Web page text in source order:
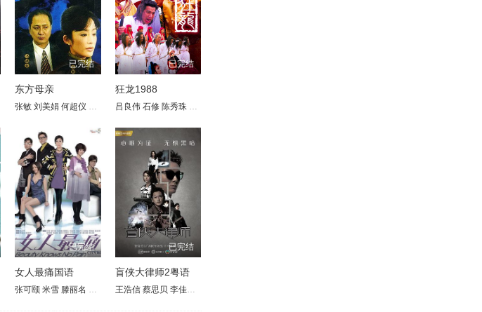
彭杏英 陈淑仪 练美娟 张锦程 张纹嘉 林子杰
潘志文 蒋家旻 游嘉欣 吴天佑 丘梓谦 何广沛 江嘉敏 戴祖仪
陈晓华 张国强 程可为 潘志文 蒋家旻 游嘉欣 吴天佑
已完结
东方母亲
张敏 刘美娟 何超仪 林聪 贾云 汤镇宗 汤镇业
已完结
狂龙1988
吕良伟 石修 陈秀珠 黎汉持
罗家英
吴保锜 黄浚铭 周汉宁 邝旨呈 梁彦宗 陈海宁
已完结
女人最痛国语
张可颐 米雪 滕丽名 陈国邦 刘家辉 林嘉华
已完结
盲侠大律师2粤语
王浩信 蔡思贝 李佳芯